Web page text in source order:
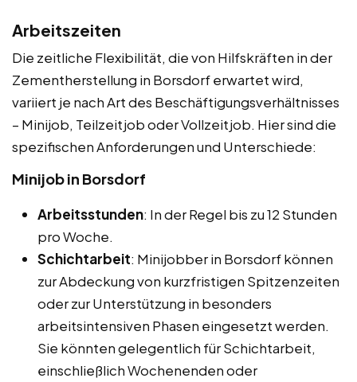
Arbeitszeiten
Die zeitliche Flexibilität, die von Hilfskräften in der
Zementherstellung in Borsdorf erwartet wird,
variiert je nach Art des Beschäftigungsverhältnisses
– Minijob, Teilzeitjob oder Vollzeitjob. Hier sind die
spezifischen Anforderungen und Unterschiede:
Minijob in Borsdorf
Arbeitsstunden: In der Regel bis zu 12 Stunden
pro Woche.
Schichtarbeit: Minijobber in Borsdorf können
zur Abdeckung von kurzfristigen Spitzenzeiten
oder zur Unterstützung in besonders
arbeitsintensiven Phasen eingesetzt werden.
Sie könnten gelegentlich für Schichtarbeit,
einschließlich Wochenenden oder